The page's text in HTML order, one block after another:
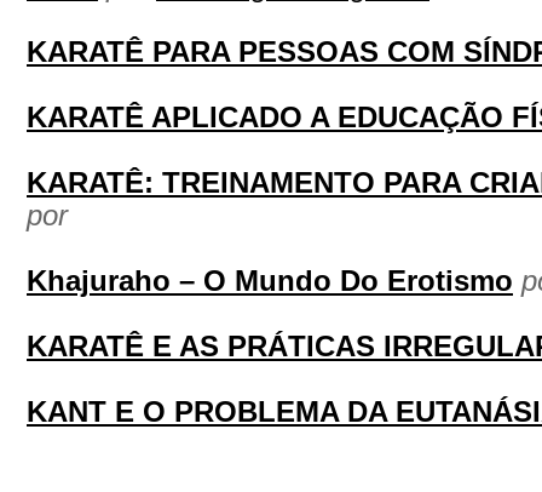
KARATÊ PARA PESSOAS COM
KARATÊ APLICADO A EDUCAÇÃO
KARATÊ: TREINAMENTO PARA
por
Khajuraho – O Mundo Do Erotismo
KARATÊ E AS PRÁTICAS
KANT E O PROBLEMA DA